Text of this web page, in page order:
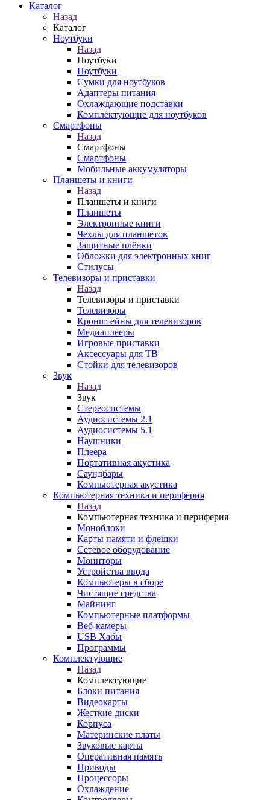
Каталог
Назад
Каталог
Ноутбуки
Назад
Ноутбуки
Ноутбуки
Сумки для ноутбуков
Адаптеры питания
Охлаждающие подставки
Комплектующие для ноутбуков
Смартфоны
Назад
Смартфоны
Смартфоны
Мобильные аккумуляторы
Планшеты и книги
Назад
Планшеты и книги
Планшеты
Электронные книги
Чехлы для планшетов
Защитные плёнки
Обложки для электронных книг
Стилусы
Телевизоры и приставки
Назад
Телевизоры и приставки
Телевизоры
Кронштейны для телевизоров
Медиаплееры
Игровые приставки
Аксессуары для ТВ
Стойки для телевизоров
Звук
Назад
Звук
Стереосистемы
Аудиосистемы 2.1
Аудиосистемы 5.1
Наушники
Плеера
Портативная акустика
Саундбары
Компьютерная акустика
Компьютерная техника и периферия
Назад
Компьютерная техника и периферия
Моноблоки
Карты памяти и флешки
Сетевое оборудование
Мониторы
Устройства ввода
Компьютеры в сборе
Чистящие средства
Майнинг
Компьютерные платформы
Веб-камеры
USB Хабы
Программы
Комплектующие
Назад
Комплектующие
Блоки питания
Видеокарты
Жесткие диски
Корпуса
Материнские платы
Звуковые карты
Оперативная память
Приводы
Процессоры
Охлаждение